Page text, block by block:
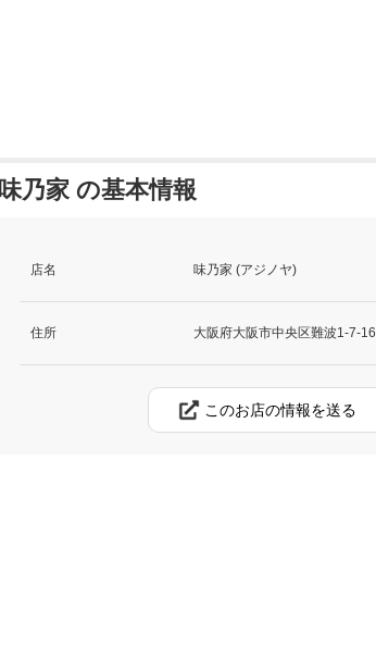
味乃家 の基本情報
店名 味乃家 (アジノヤ)
住所 大阪府大阪市中央区難波1-7-16
このお店の情報を送る